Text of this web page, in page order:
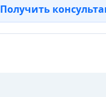
Получить